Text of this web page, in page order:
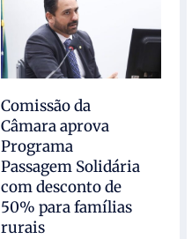
Comissão da
Câmara aprova
Programa
Passagem Solidária
com desconto de
50% para famílias
rurais